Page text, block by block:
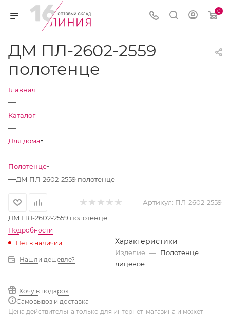
0
ДМ ПЛ-2602-2559
полотенце
Главная
—
Каталог
—
Для дома
—
Полотенце
—ДМ ПЛ-2602-2559 полотенце
Артикул: ПЛ-2602-2559
ДМ ПЛ-2602-2559 полотенце
Подробности
Нет в наличии
Нашли дешевле?
Хочу в подарок
Самовывоз и доставка
Характеристики
Изделие — Полотенце
лицевое
Цена действительна только для интернет-магазина и может